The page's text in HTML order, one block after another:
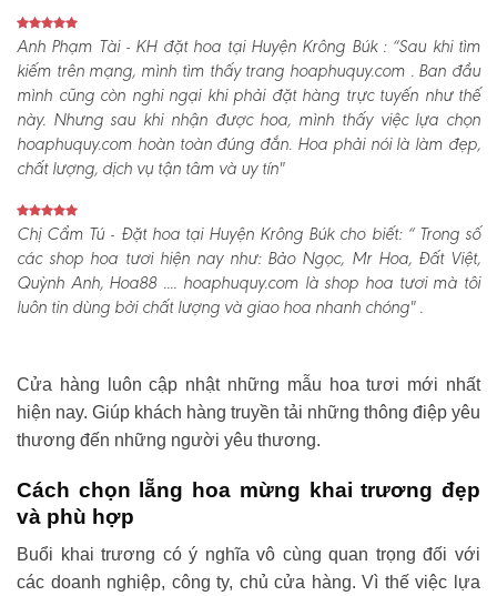
Anh Phạm Tài - KH đặt hoa tại Huyện Krông Búk :“Sau khi tìm
kiếm trên mạng, mình tìm thấy trang hoaphuquy.com . Ban đầu
mình cũng còn nghi ngại khi phải đặt hàng trực tuyến như thế
này. Nhưng sau khi nhận được hoa, mình thấy việc lựa chọn
hoaphuquy.com hoàn toàn đúng đắn. Hoa phải nói là làm đẹp,
chất lượng, dịch vụ tận tâm và uy tín"
Chị Cẩm Tú - Đặt hoa tại Huyện Krông Búk cho biết:“ Trong số
các shop hoa tươi hiện nay như: Bảo Ngọc, Mr Hoa, Đất Việt,
Quỳnh Anh, Hoa88 .... hoaphuquy.com là shop hoa tươi mà tôi
luôn tin dùng bởi chất lượng và giao hoa nhanh chóng" .
Cửa hàng luôn cập nhật những mẫu hoa tươi mới nhất
hiện nay. Giúp khách hàng truyền tải những thông điệp yêu
thương đến những người yêu thương.
Cách chọn lẵng hoa mừng khai trương đẹp
và phù hợp
Buổi khai trương có ý nghĩa vô cùng quan trọng đối với
các doanh nghiệp, công ty, chủ cửa hàng. Vì thế việc lựa